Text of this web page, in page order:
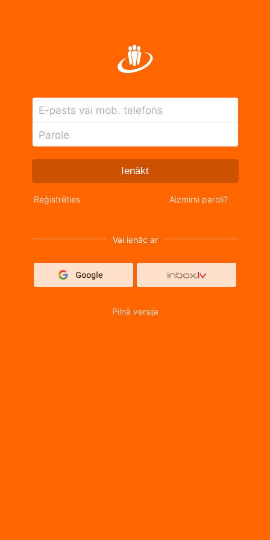
E-pasts vai mob. telefons
Parole
Ienākt
Reģistrēties Aizmirsi paroli?
Vai ienāc ar
Pilnā versija